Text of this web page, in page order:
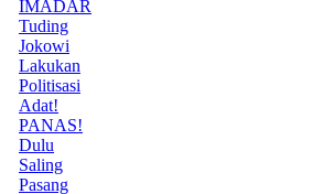
IMADAR
Tuding
Jokowi
Lakukan
Politisasi
Adat!
PANAS!
Dulu
Saling
Pasang